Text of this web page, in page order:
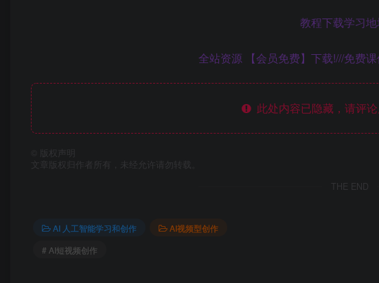
教程下载学习地
全站资源 【会员免费】下载!///免费
此处内容已隐藏，请评
版权声明
文章版权归作者所有，未经允许请勿转载。
THE END
AI 人工智能学习和创作
AI视频型创作
# AI短视频创作